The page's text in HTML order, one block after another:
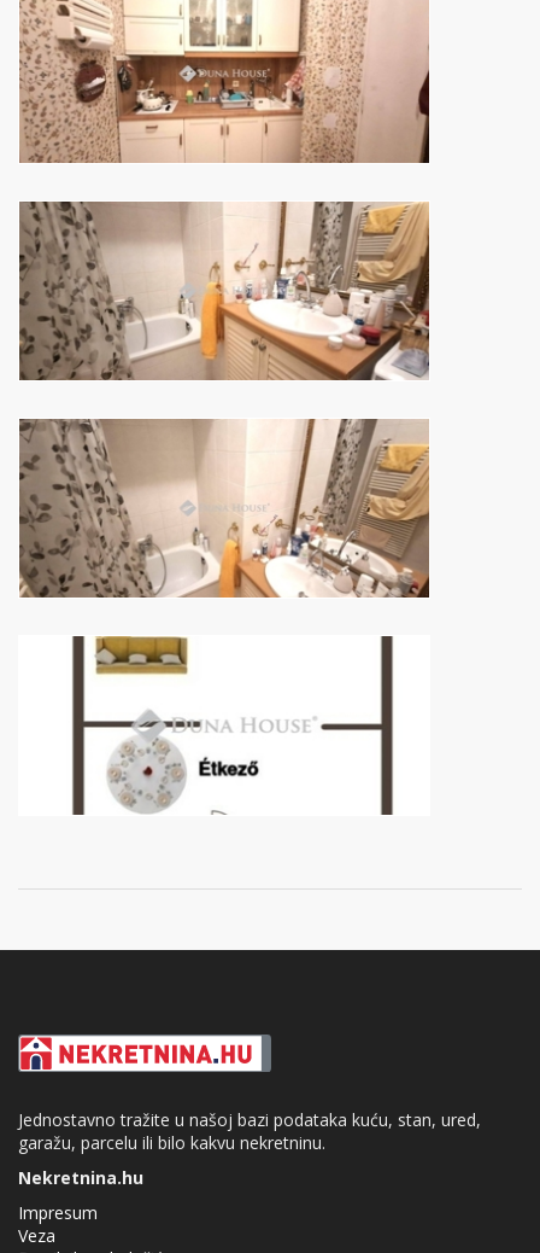
Jednostavno tražite u našoj bazi podataka kuću, stan, ured,
garažu, parcelu ili bilo kakvu nekretninu.
Nekretnina.hu
Impresum
Veza